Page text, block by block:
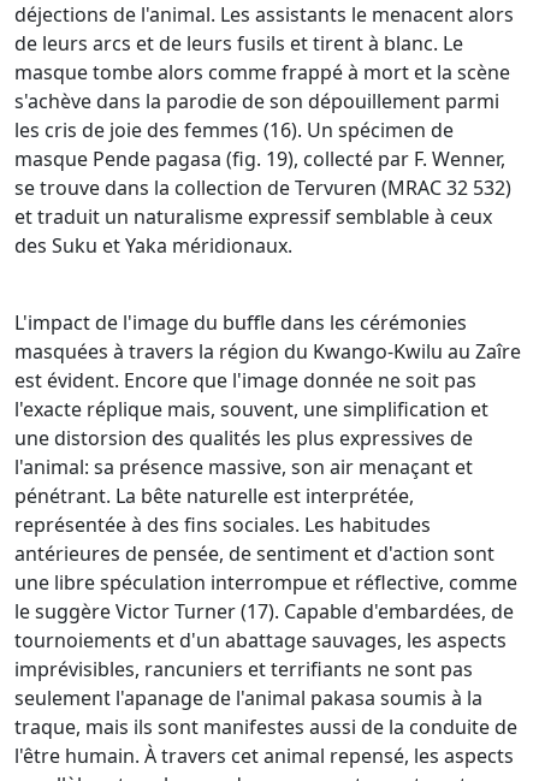
déjections de l'animal. Les assistants le menacent alors
de leurs arcs et de leurs fusils et tirent à blanc. Le
masque tombe alors comme frappé à mort et la scène
s'achève dans la parodie de son dépouillement parmi
les cris de joie des femmes (16). Un spécimen de
masque Pende pagasa (fig. 19), collecté par F. Wenner,
se trouve dans la collection de Tervuren (MRAC 32 532)
et traduit un naturalisme expressif semblable à ceux
des Suku et Yaka méridionaux.
L'impact de l'image du buffle dans les cérémonies
masquées à travers la région du Kwango-Kwilu au Zaîre
est évident. Encore que l'image donnée ne soit pas
l'exacte réplique mais, souvent, une simplification et
une distorsion des qualités les plus expressives de
l'animal: sa présence massive, son air menaçant et
pénétrant. La bête naturelle est interprétée,
représentée à des fins sociales. Les habitudes
antérieures de pensée, de sentiment et d'action sont
une libre spéculation interrompue et réflective, comme
le suggère Victor Turner (17). Capable d'embardées, de
tournoiements et d'un abattage sauvages, les aspects
imprévisibles, rancuniers et terrifiants ne sont pas
seulement l'apanage de l'animal pakasa soumis à la
traque, mais ils sont manifestes aussi de la conduite de
l'être humain. À travers cet animal repensé, les aspects